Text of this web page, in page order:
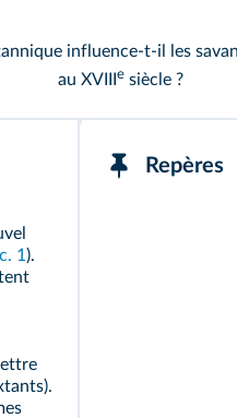
influence-t-il les
au XVIII
esiècle ?
1).
Repères